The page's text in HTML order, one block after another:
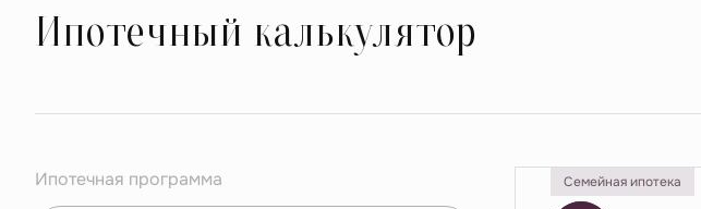
Ипотечный калькулятор
Ипотечная программа Семейная ипотека